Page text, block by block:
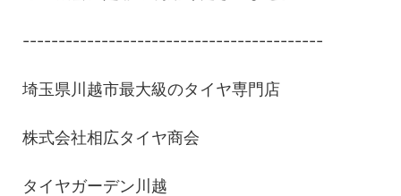
------------------------------------------
埼玉県川越市最大級のタイヤ専門店
株式会社相広タイヤ商会
タイヤガーデン川越